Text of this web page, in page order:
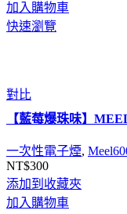
加入購物車
快速瀏覽
對比
【藍莓爆珠味】
一次性電子煙,
NT$300
添加到收藏夾
加入購物車